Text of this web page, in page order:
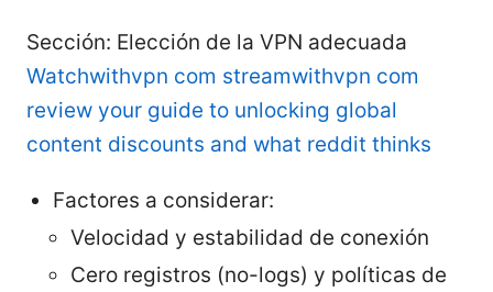
Sección: Elección de la VPN adecuada
Watchwithvpn com streamwithvpn com
review your guide to unlocking global
content discounts and what reddit thinks
Factores a considerar:
Velocidad y estabilidad de conexión
Cero registros (no-logs) y políticas de